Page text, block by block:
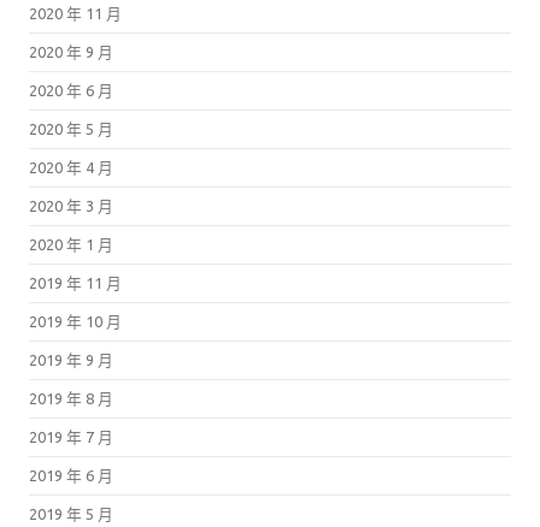
2020 年 11 月
2020 年 9 月
2020 年 6 月
2020 年 5 月
2020 年 4 月
2020 年 3 月
2020 年 1 月
2019 年 11 月
2019 年 10 月
2019 年 9 月
2019 年 8 月
2019 年 7 月
2019 年 6 月
2019 年 5 月